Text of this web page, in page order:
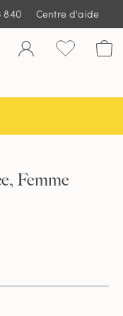
840 Centre d'aide
Femme